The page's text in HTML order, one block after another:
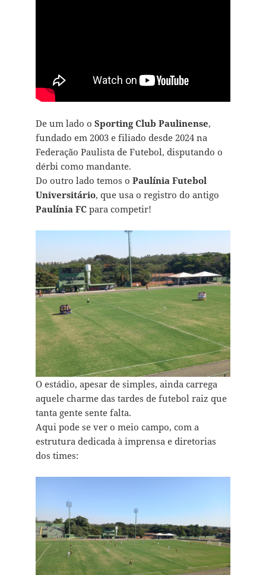
De um lado o Sporting Club Paulinense,
fundado em 2003 e filiado desde 2024 na
Federação Paulista de Futebol, disputando o
dérbi como mandante.
Do outro lado temos o Paulínia Futebol
Universitário, que usa o registro do antigo
Paulínia FCpara competir!
O estádio, apesar de simples, ainda carrega
aquele charme das tardes de futebol raiz que
tanta gente sente falta.
Aqui pode se ver o meio campo, com a
estrutura dedicada à imprensa e diretorias
dos times: